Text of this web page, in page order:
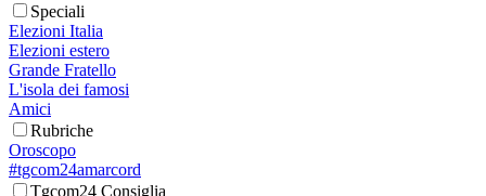
Speciali
Elezioni Italia
Elezioni estero
Grande Fratello
L'isola dei famosi
Amici
Rubriche
Oroscopo
#tgcom24amarcord
Tgcom24 Consiglia